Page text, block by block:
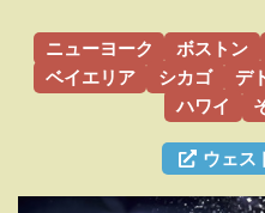
ニューヨーク ボストン
ベイエリア
シカゴ デ
ハワイ
ウェス